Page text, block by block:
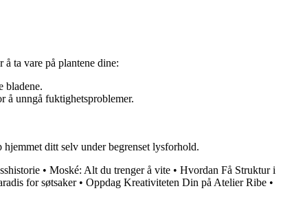
ta vare på plantene dine:
bladene.
å unngå fuktighetsproblemer.
ditt selv under begrenset lysforhold.
• Moské: Alt du trenger å vite • Hvordan Få Struktur i
for søtsaker• Oppdag Kreativiteten Din på Atelier Ribe •